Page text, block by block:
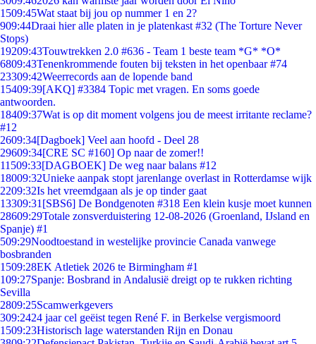
1509:45Wat staat bij jou op nummer 1 en 2?
909:44Draai hier alle platen in je platenkast #32 (The Torture Never
Stops)
19209:43Touwtrekken 2.0 #636 - Team 1 beste team *G* *O*
6809:43Tenenkrommende fouten bij teksten in het openbaar #74
23309:42Weerrecords aan de lopende band
15409:39[AKQ] #3384 Topic met vragen. En soms goede
antwoorden.
18409:37Wat is op dit moment volgens jou de meest irritante reclame?
#12
2609:34[Dagboek] Veel aan hoofd - Deel 28
29609:34[CRE SC #160] Op naar de zomer!!
11509:33[DAGBOEK] De weg naar balans #12
18009:32Unieke aanpak stopt jarenlange overlast in Rotterdamse wijk
2209:32Is het vreemdgaan als je op tinder gaat
13309:31 [SBS6] De Bondgenoten #318 Een klein kusje moet kunnen
28609:29Totale zonsverduistering 12-08-2026 (Groenland, IJsland en
Spanje) #1
509:29Noodtoestand in westelijke provincie Canada vanwege
bosbranden
1509:28EK Atletiek 2026 te Birmingham #1
109:27Spanje: Bosbrand in Andalusië dreigt op te rukken richting
Sevilla
2809:25Scamwerkgevers
309:2424 jaar cel geëist tegen René F. in Berkelse vergismoord
1509:23Historisch lage waterstanden Rijn en Donau